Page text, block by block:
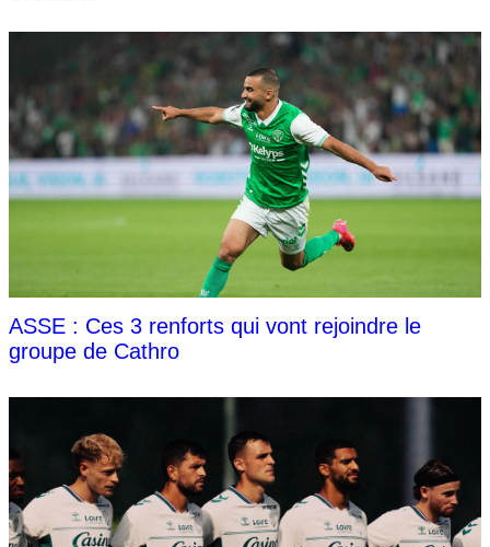
ASSE : Ces 3 renforts qui vont rejoindre le
groupe de Cathro